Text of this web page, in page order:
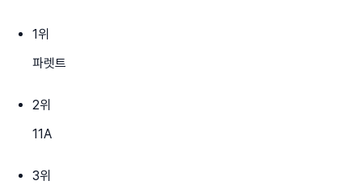
1위
파렛트
2위
11A
3위